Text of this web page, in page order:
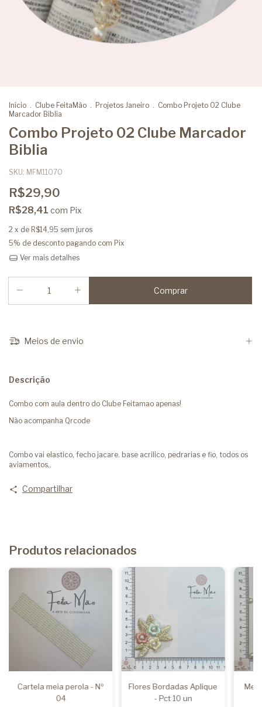
Início . Clube FeitaMão . Projetos Janeiro . Combo Projeto 02 Clube
Marcador Biblia
Combo Projeto 02 Clube Marcador
Biblia
SKU: MFM11070
R$29,90
R$28,41 com Pix
2 x de R$14,95 sem juros
5% de desconto pagando com Pix
Ver mais detalhes
Meios de envio
Descrição
Combo com aula dentro do Clube Feitamao apenas!
Não acompanha Qrcode
Combo vai elastico, fecho jacare. base acrilico, pedrarias e fio, todos os
aviamentos,.
Compartilhar
Produtos relacionados
Cartela meia perola - Nº
04
Flores Bordadas Aplique
- Pct 10 un